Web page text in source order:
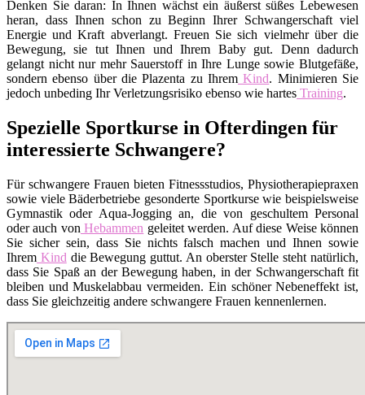
Denken Sie daran: In Ihnen wächst ein äußerst süßes Lebewesen
heran, dass Ihnen schon zu Beginn Ihrer Schwangerschaft viel
Energie und Kraft abverlangt. Freuen Sie sich vielmehr über die
Bewegung, sie tut Ihnen und Ihrem Baby gut. Denn dadurch
gelangt nicht nur mehr Sauerstoff in Ihre Lunge sowie Blutgefäße,
sondern ebenso über die Plazenta zu Ihrem Kind. Minimieren Sie
jedoch unbeding Ihr Verletzungsrisiko ebenso wie hartes Training.
Spezielle Sportkurse in Ofterdingen für
interessierte Schwangere?
Für schwangere Frauen bieten Fitnessstudios, Physiotherapiepraxen
sowie viele Bäderbetriebe gesonderte Sportkurse wie beispielsweise
Gymnastik oder Aqua-Jogging an, die von geschultem Personal
oder auch von Hebammen geleitet werden. Auf diese Weise können
Sie sicher sein, dass Sie nichts falsch machen und Ihnen sowie
Ihrem Kind die Bewegung guttut. An oberster Stelle steht natürlich,
dass Sie Spaß an der Bewegung haben, in der Schwangerschaft fit
bleiben und Muskelabbau vermeiden. Ein schöner Nebeneffekt ist,
dass Sie gleichzeitig andere schwangere Frauen kennenlernen.